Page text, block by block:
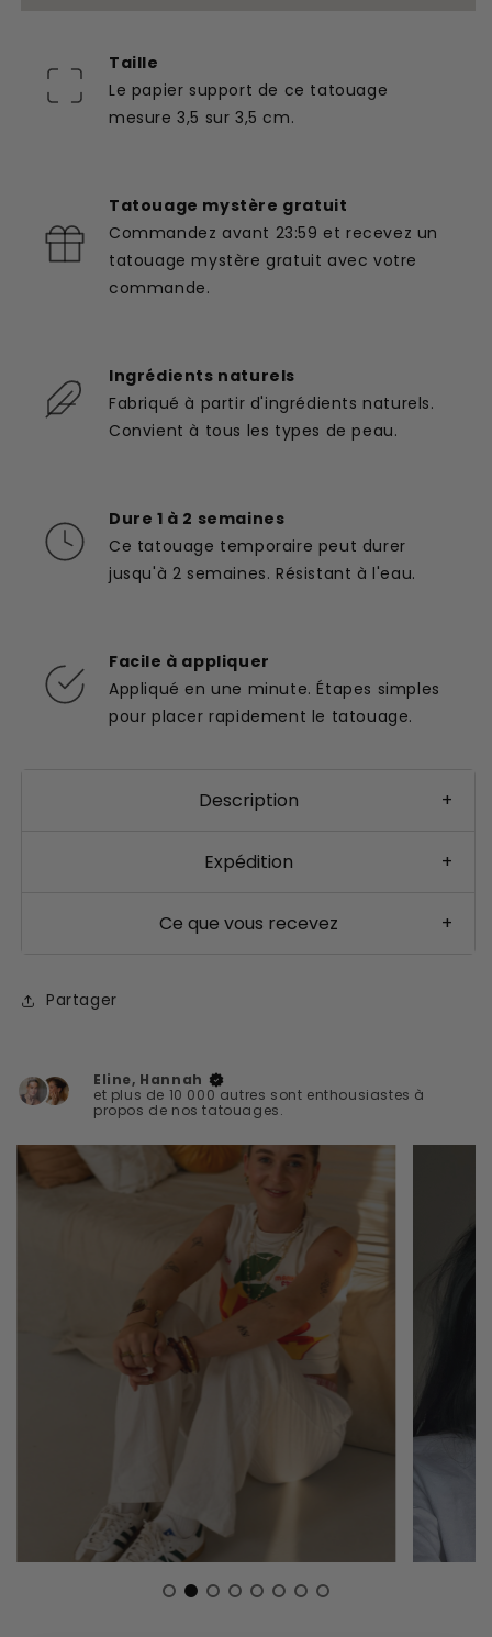
Taille
Le papier support de ce tatouage
mesure 3,5 sur 3,5 cm.
Tatouage mystère gratuit
Commandez avant 23:59 et recevez un
tatouage mystère gratuit avec votre
commande.
Ingrédients naturels
Fabriqué à partir d'ingrédients naturels.
Convient à tous les types de peau.
Dure 1 à 2 semaines
Ce tatouage temporaire peut durer
jusqu'à 2 semaines. Résistant à l'eau.
Facile à appliquer
Appliqué en une minute. Étapes simples
pour placer rapidement le tatouage.
Description +
Expédition +
Ce que vous recevez +
Partager
Eline, Hannah
et plus de 10 000 autres sont enthousiastes à
propos de nos tatouages.